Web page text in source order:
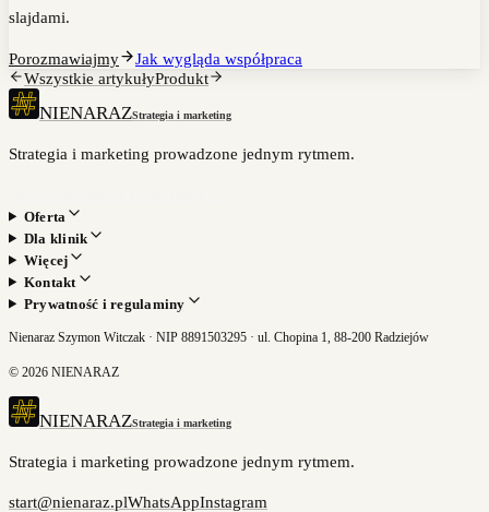
slajdami.
Porozmawiajmy
Jak wygląda współpraca
Wszystkie artykułyProdukt
NIENARAZStrategia i marketing
Strategia i marketing prowadzone jednym rytmem.
Oferta
Dla klinik
Więcej
Kontakt
Prywatność i regulaminy
Nienaraz Szymon Witczak · NIP 8891503295 · ul. Chopina 1, 88-200 Radziejów
© 2026 NIENARAZ
NIENARAZStrategia i marketing
Strategia i marketing prowadzone jednym rytmem.
start@nienaraz.plWhatsAppInstagram